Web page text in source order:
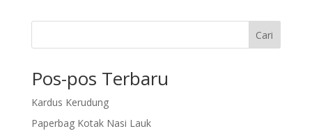
Cari
Pos-pos Terbaru
Kardus Kerudung
Paperbag Kotak Nasi Lauk